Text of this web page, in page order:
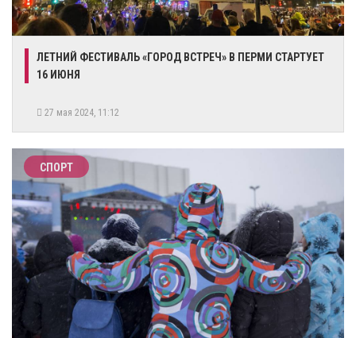
​ЛЕТНИЙ ФЕСТИВАЛЬ «ГОРОД ВСТРЕЧ» В ПЕРМИ СТАРТУЕТ
16 ИЮНЯ
27 мая 2024, 11:12
СПОРТ